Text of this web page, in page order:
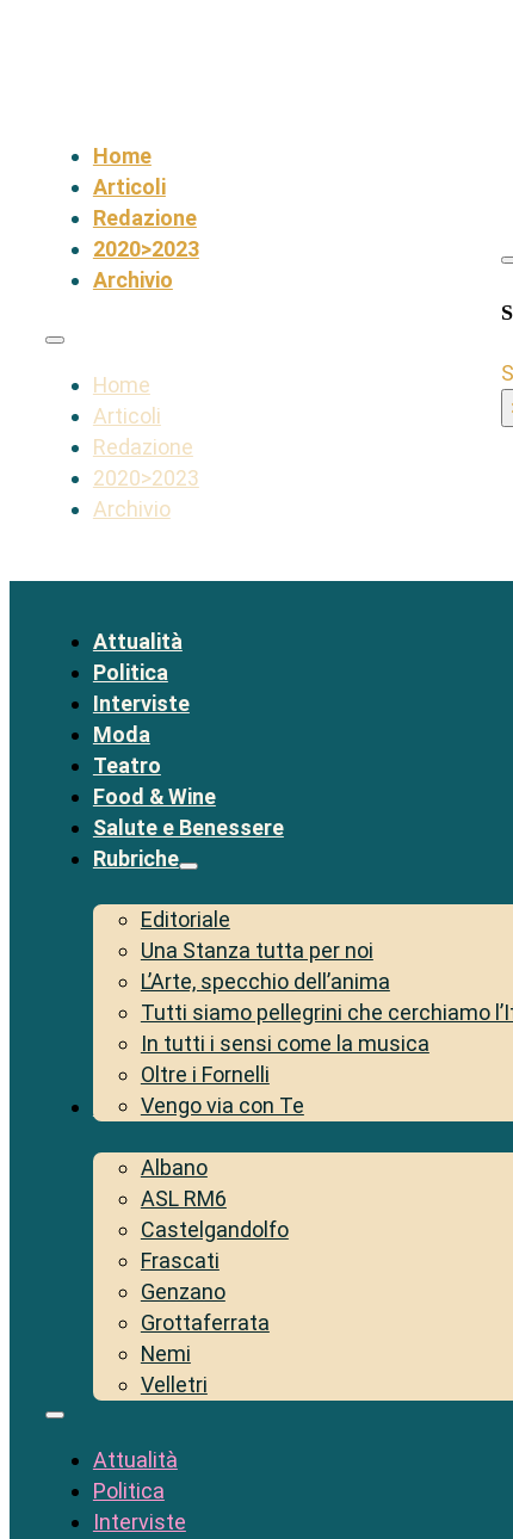
Home
Articoli
Redazione
2020>2023
Archivio
Home
Articoli
Redazione
2020>2023
Archivio
Attualità
Politica
Interviste
Moda
Teatro
Food & Wine
Salute e Benessere
Rubriche
Editoriale
Una Stanza tutta per noi
L’Arte, specchio dell’anima
Tutti siamo pellegrini che cerchiamo
In tutti i sensi come la musica
Oltre i Fornelli
Vengo via con Te
Territorio
Albano
ASL RM6
Castelgandolfo
Frascati
Genzano
Grottaferrata
Nemi
Velletri
Attualità
Politica
Interviste